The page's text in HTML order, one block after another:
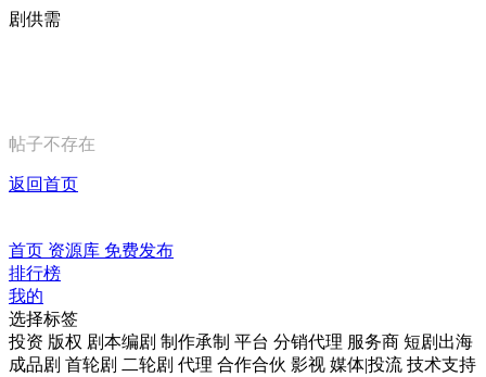
剧供需
帖子不存在
返回首页
首页 资源库 免费发布
排行榜
我的
选择标签
投资 版权 剧本编剧 制作承制 平台 分销代理 服务商 短剧出海
成品剧 首轮剧 二轮剧 代理 合作合伙 影视 媒体|投流 技术支持